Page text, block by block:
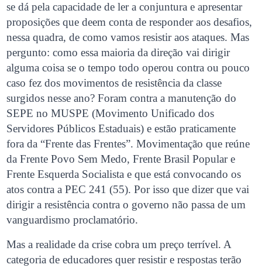
se dá pela capacidade de ler a conjuntura e apresentar
proposições que deem conta de responder aos desafios,
nessa quadra, de como vamos resistir aos ataques. Mas
pergunto: como essa maioria da direção vai dirigir
alguma coisa se o tempo todo operou contra ou pouco
caso fez dos movimentos de resistência da classe
surgidos nesse ano? Foram contra a manutenção do
SEPE no MUSPE (Movimento Unificado dos
Servidores Públicos Estaduais) e estão praticamente
fora da “Frente das Frentes”. Movimentação que reúne
da Frente Povo Sem Medo, Frente Brasil Popular e
Frente Esquerda Socialista e que está convocando os
atos contra a PEC 241 (55). Por isso que dizer que vai
dirigir a resistência contra o governo não passa de um
vanguardismo proclamatório.
Mas a realidade da crise cobra um preço terrível. A
categoria de educadores quer resistir e respostas terão